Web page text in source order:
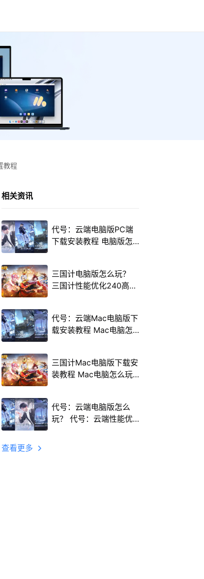
教程
相关资讯
代号：云端电脑版PC端
下载安装教程 电脑版怎
三国计电脑版怎么玩？
三国计性能优化240高帧
代号：云端Mac电脑版下
载安装教程 Mac电脑怎
三国计Mac电脑版下载安
装教程 Mac电脑怎么玩
代号：云端电脑版怎么
玩？ 代号：云端性能优
查看更多